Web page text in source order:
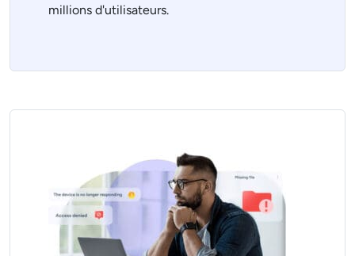
millions d'utilisateurs.